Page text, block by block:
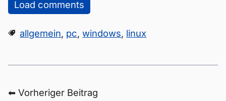
Load comments
allgemein, pc,windows, linux
⬅ Vorheriger Beitrag